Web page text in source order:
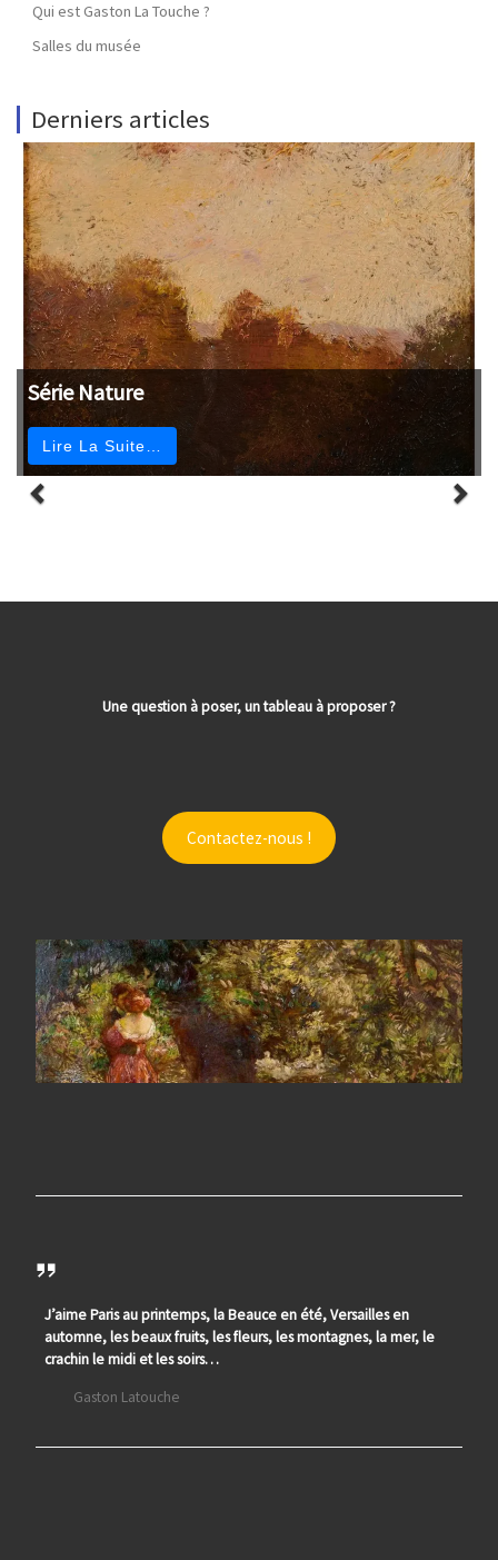
Qui est Gaston La Touche ?
Salles du musée
Derniers articles
Série Nature
Lire La Suite…
Une question à poser, un tableau à proposer ?
Contactez-nous !
J’aime Paris au printemps, la Beauce en été, Versailles en
automne, les beaux fruits, les fleurs, les montagnes, la mer, le
crachin le midi et les soirs…
Gaston Latouche